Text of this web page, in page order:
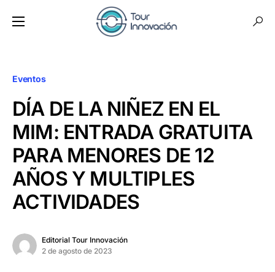
Eventos
DÍA DE LA NIÑEZ EN EL
MIM: ENTRADA GRATUITA
PARA MENORES DE 12
AÑOS Y MULTIPLES
ACTIVIDADES
Editorial Tour Innovación
2 de agosto de 2023